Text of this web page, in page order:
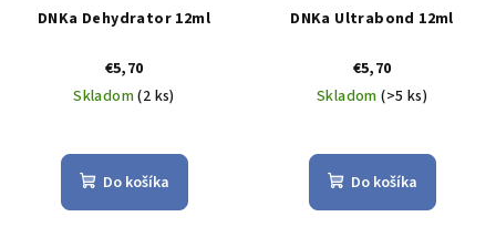
DNKa Dehydrator 12ml
€5,70
Skladom(2 ks)
Do košíka
DNKa Ultrabond 12ml
€5,70
Skladom(>5 ks)
Do košíka